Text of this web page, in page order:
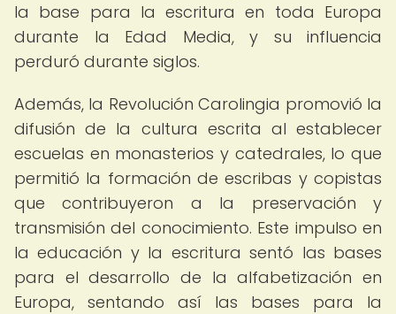
la base para la escritura en toda Europa
durante la Edad Media, y su influencia
perduró durante siglos.
Además, la Revolución Carolingia promovió la
difusión de la cultura escrita al establecer
escuelas en monasterios y catedrales, lo que
permitió la formación de escribas y copistas
que contribuyeron a la preservación y
transmisión del conocimiento. Este impulso en
la educación y la escritura sentó las bases
para el desarrollo de la alfabetización en
Europa, sentando así las bases para la